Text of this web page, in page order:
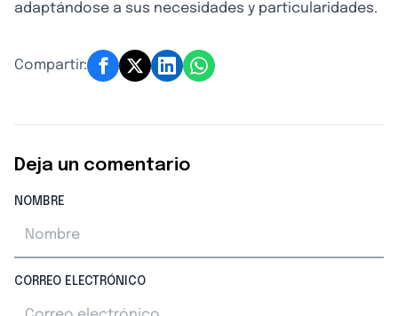
adaptándose a sus necesidades y particularidades.
Compartir:
Deja un comentario
NOMBRE
CORREO ELECTRÓNICO